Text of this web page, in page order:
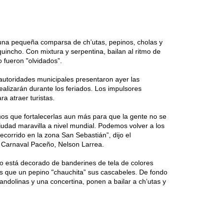
pequeña comparsa de ch’utas, pepinos, cholas y
Con mixtura y serpentina, bailan al ritmo de
"olvidados”.
municipales presentaron ayer las
durante los feriados. Los impulsores
atraer turistas.
que fortalecerlas aun más para que la gente no se
maravilla a nivel mundial. Podemos volver a los
en la zona San Sebastián”, dijo el
Paceño, Nelson Larrea.
está decorado de banderines de tela de colores
un pepino "chauchita” sus cascabeles. De fondo
y una concertina, ponen a bailar a ch’utas y